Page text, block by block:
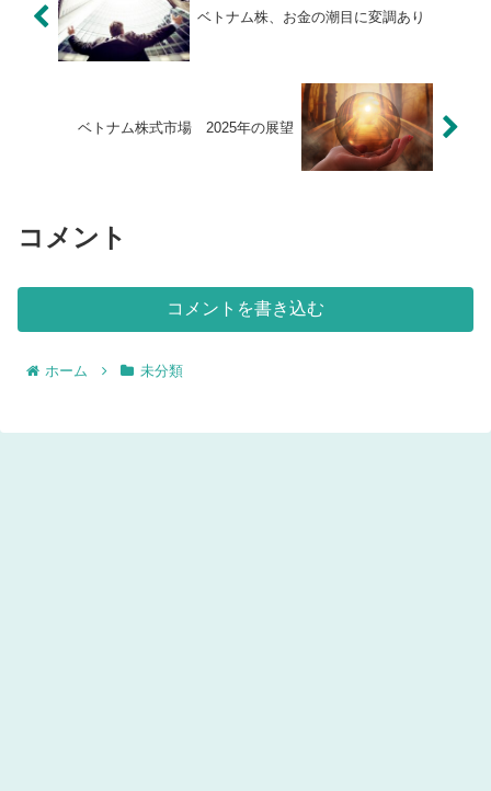
ベトナム株、お金の潮目に変調あり
ベトナム株式市場 2025年の展望
コメント
コメントを書き込む
ホーム 未分類